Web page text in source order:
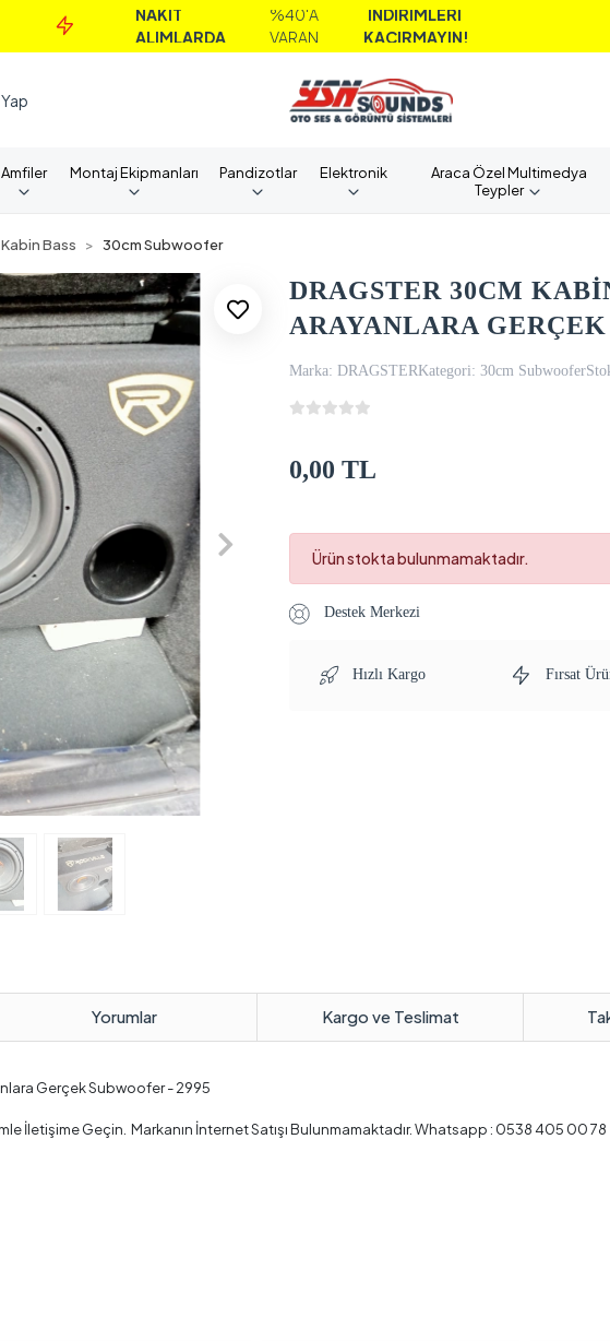
NAKİT
ALIMLARDA
VARAN
İNDİRİMLERİ
KAÇIRMAYIN!
Amfiler Montaj Ekipmanları Pandizotlar Elektronik
Araca Özel Multimedya
Teypler
Bass 30cm Subwoofer
DRAGSTER 30CM
ARAYANLARA
Marka: DRAGSTERKategori: 30cm Subwoofer
0,00 TL
Ürün stokta bulunmamaktadır.
Destek Merkezi
Hızlı Kargo Fırsat
Yorumlar Kargo ve Teslimat
Gerçek Subwoofer - 2995
İletişime Geçin. Markanın İnternet Satışı Bulunmamaktadır. Whatsapp : 0538 405 00 78